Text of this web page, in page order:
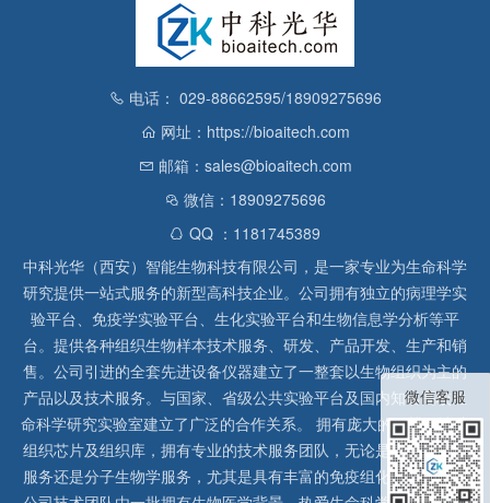
电话： 029-88662595/18909275696
网址：https://bioaitech.com
邮箱：sales@bioaitech.com
微信：18909275696
QQ ：1181745389
中科光华（西安）智能生物科技有限公司，是一家专业为生命科学
研究提供一站式服务的新型高科技企业。公司拥有独立的病理学实
验平台、免疫学实验平台、生化实验平台和生物信息学分析等平
台。提供各种组织生物样本技术服务、研发、产品开发、生产和销
售。公司引进的全套先进设备仪器建立了一整套以生物组织为主的
产品以及技术服务。与国家、省级公共实验平台及国内知名高校生
命科学研究实验室建立了广泛的合作关系。 拥有庞大的石蜡、冰冻
组织芯片及组织库，拥有专业的技术服务团队，无论是形态病理学
服务还是分子生物学服务，尤其是具有丰富的免疫组化实验经验，
微信客服